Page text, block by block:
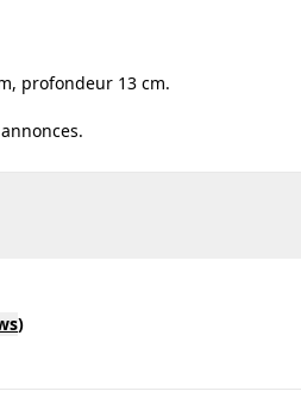
profondeur 13 cm.
)